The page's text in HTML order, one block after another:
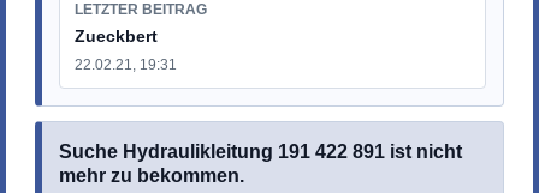
LETZTER BEITRAG
Zueckbert
22.02.21, 19:31
Suche Hydraulikleitung 191 422 891 ist nicht
mehr zu bekommen.